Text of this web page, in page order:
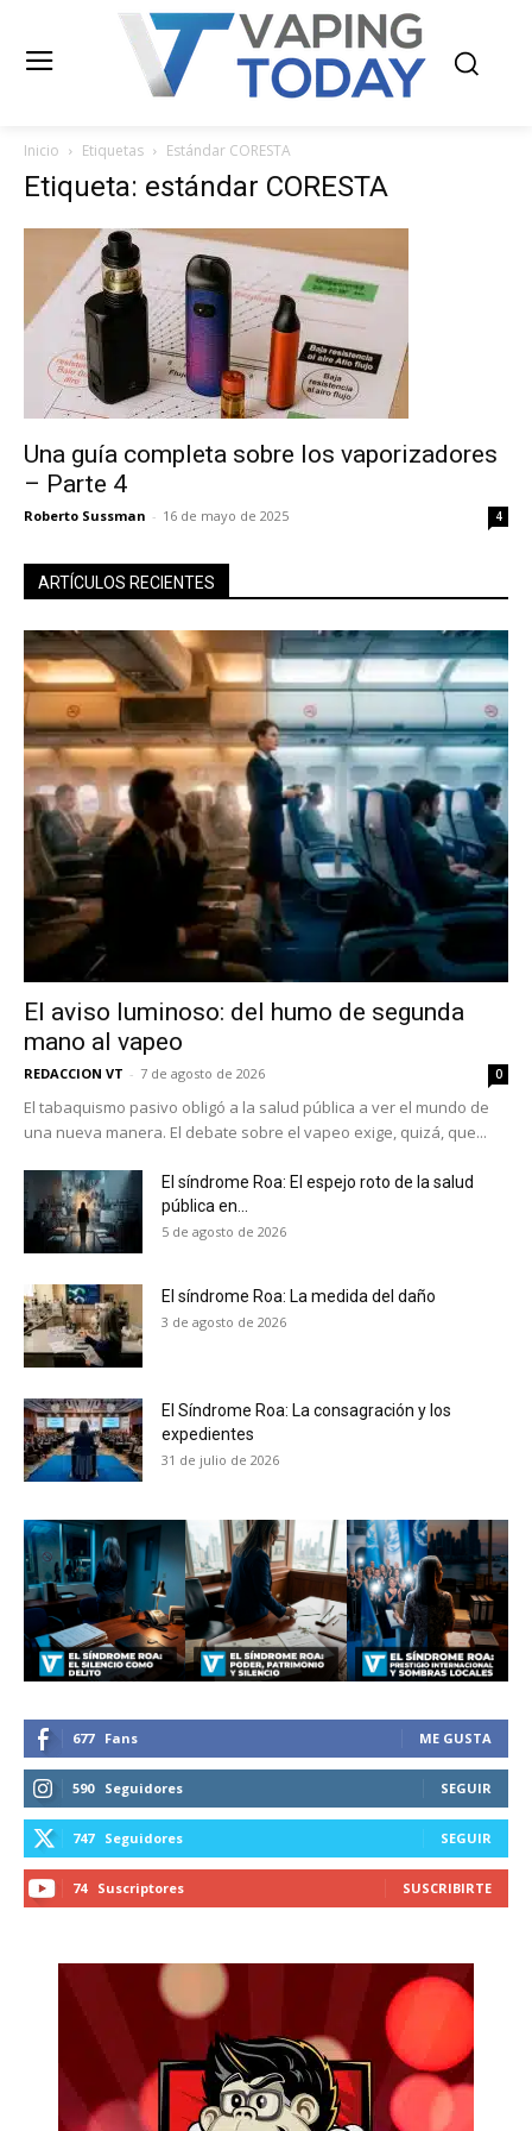
No te pierdas de las
últimas noticias
Suscríbete a nuestro boletín diario y
recibe todas las noticias del vapeo y la
reducción de daños en tu correo
electrónico.
receive all the news of vaping and
tobacco harm reduction in your email.
SUBSCRIBIRSE
Inicio Etiquetas Estándar CORESTA
Etiqueta: estándar CORESTA
Una guía completa sobre los vaporizadores
– Parte 4
Roberto Sussman - 16 de mayo de 2025 4
ARTÍCULOS RECIENTES
El aviso luminoso: del humo de segunda
mano al vapeo
REDACCION VT - 7 de agosto de 2026 0
El tabaquismo pasivo obligó a la salud pública a ver el mundo de
una nueva manera. El debate sobre el vapeo exige, quizá, que...
El síndrome Roa: El espejo roto de la salud
pública en...
5 de agosto de 2026
El síndrome Roa: La medida del daño
3 de agosto de 2026
El Síndrome Roa: La consagración y los
expedientes
31 de julio de 2026
677 Fans ME GUSTA
590 Seguidores SEGUIR
747 Seguidores SEGUIR
74 Suscriptores SUSCRIBIRTE